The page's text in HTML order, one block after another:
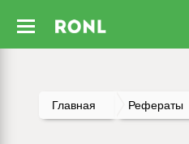
Главная Рефераты